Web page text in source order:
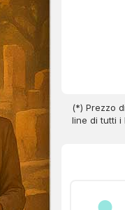
(*) Prezzo
line di tutti i